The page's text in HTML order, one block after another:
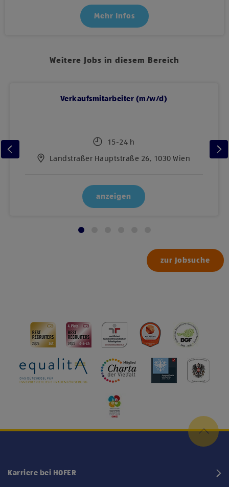
Mehr Infos
Weitere Jobs in diesem Bereich
Verkaufsmitarbeiter (m/w/d)
15-24 h
Landstraßer Hauptstraße 26, 1030 Wien
anzeigen
zur Jobsuche
Karriere bei HOFER